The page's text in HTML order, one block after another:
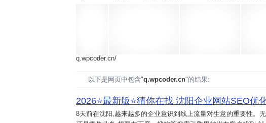
q.wpcoder.cn/
以下是网页中包含"q.wpcoder.cn"的结果:
2026⭐️最新版⭐️猜你在找 沈阳企业网站SEO优
8天前在沈阳,越来越多的企业意识到线上流量对生意的重要性。